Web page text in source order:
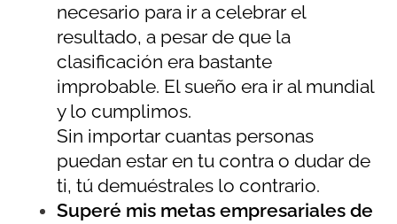
necesario para ir a celebrar el
resultado, a pesar de que la
clasificación era bastante
improbable. El sueño era ir al mundial
y lo cumplimos.
Sin importar cuantas personas
puedan estar en tu contra o dudar de
ti, tú demuéstrales lo contrario.
Superé mis metas empresariales de